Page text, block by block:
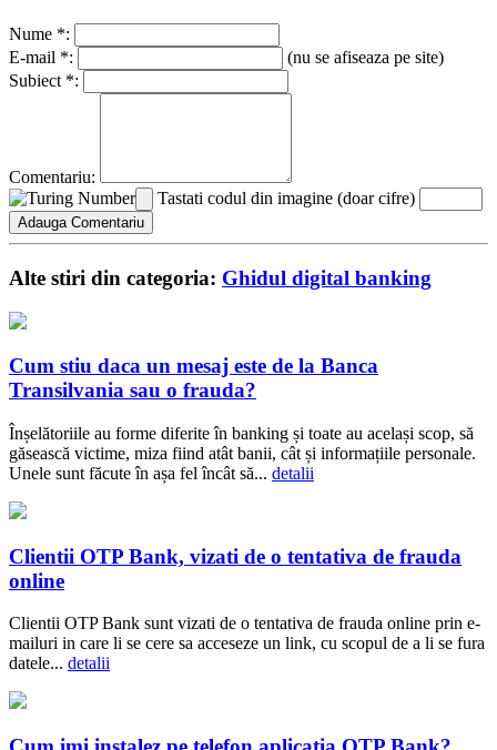
Nume *:
E-mail *:
(nu se afiseaza pe site)
Subiect *:
Comentariu:
Tastati codul din imagine (doar cifre)
Alte stiri din categoria: Ghidul digital banking
Cum stiu daca un mesaj este de la Banca
Transilvania sau o frauda?
Înșelătoriile au forme diferite în banking și toate au același scop, să
găsească victime, miza fiind atât banii, cât și informațiile personale.
Unele sunt făcute în așa fel încât să... detalii
Clientii OTP Bank, vizati de o tentativa de frauda
online
Clientii OTP Bank sunt vizati de o tentativa de frauda online prin e-
mailuri in care li se cere sa acceseze un link, cu scopul de a li se fura
datele... detalii